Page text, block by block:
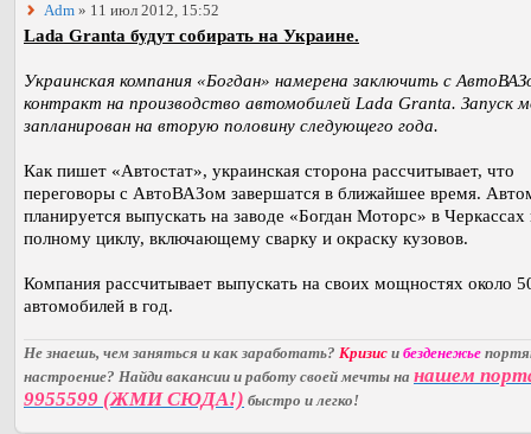
Adm » 11 июл 2012, 15:52
Lada Granta будут собирать на Украине.
Украинская компания «Богдан» намерена заключить с
контракт на производство автомобилей Lada Granta. Запуск
запланирован на вторую половину следующего года.
Как пишет «Автостат», украинская сторона рассчитывает, что
переговоры с АвтоВАЗом завершатся в ближайшее время.
планируется выпускать на заводе «Богдан Моторс» в Черкассах
полному циклу, включающему сварку и окраску кузовов.
Компания рассчитывает выпускать на своих мощностях около
автомобилей в год.
Не знаешь, чем заняться и как заработать? Кризис и безденежье
настроение? Найди вакансии и работу своей мечты на нашем
9955599 (ЖМИ СЮДА!) быстро и легко!